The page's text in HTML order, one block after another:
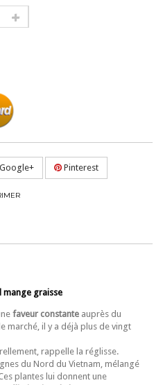
Google+ Pinterest
mange graisse
faveur constante auprès du
marché, il y a déjà plus de vingt
rappelle la réglisse.
du Nord du Vietnam, mélangé
plantes lui donnent une